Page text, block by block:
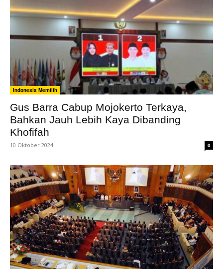
Indonesia Memilih
Gus Barra Cabup Mojokerto Terkaya,
Bahkan Jauh Lebih Kaya Dibanding
Khofifah
10 Oktober 2024 0